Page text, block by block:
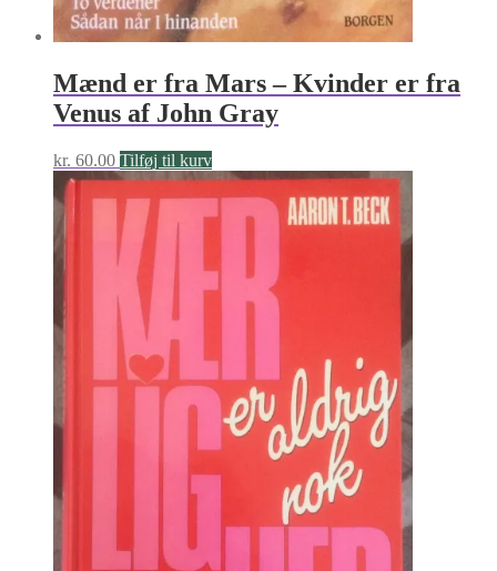
Mænd er fra Mars – Kvinder er fra
Venus af John Gray
kr. 60.00 Tilføj til kurv